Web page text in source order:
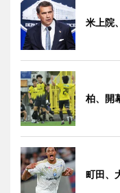
米上院
柏、開
町田、